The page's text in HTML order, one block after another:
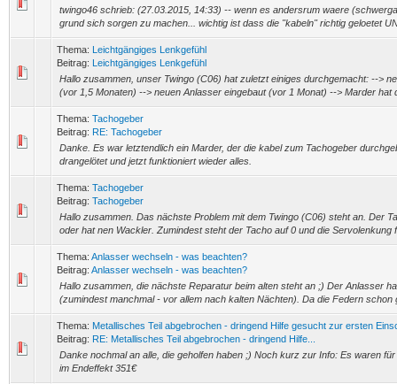
twingo46 schrieb: (27.03.2015, 14:33) -- wenn es andersrum waere
grund sich sorgen zu machen... wichtig ist dass die "kabeln" richtig geloetet
Thema: Leichtgängiges Lenkgefühl
Beitrag: Leichtgängiges Lenkgefühl
Hallo zusammen, unser Twingo (C06) hat zuletzt einiges durchgemacht: -->
(vor 1,5 Monaten) --> neuen Anlasser eingebaut (vor 1 Monat) --> Marder hat
Thema: Tachogeber
Beitrag: RE: Tachogeber
Danke. Es war letztendlich ein Marder, der die kabel zum Tachogeber
drangelötet und jetzt funktioniert wieder alles.
Thema: Tachogeber
Beitrag: Tachogeber
Hallo zusammen. Das nächste Problem mit dem Twingo (C06) steht an. Der
oder hat nen Wackler. Zumindest steht der Tacho auf 0 und die Servolenkung
Thema: Anlasser wechseln - was beachten?
Beitrag: Anlasser wechseln - was beachten?
Hallo zusammen, die nächste Reparatur beim alten steht an ;) Der Anlasser
(zumindest manchmal - vor allem nach kalten Nächten). Da die Federn schon
Thema: Metallisches Teil abgebrochen - dringend Hilfe gesucht zur ersten
Beitrag: RE: Metallisches Teil abgebrochen - dringend Hilfe...
Danke nochmal an alle, die geholfen haben ;) Noch kurz zur Info: Es waren
im Endeffekt 351€